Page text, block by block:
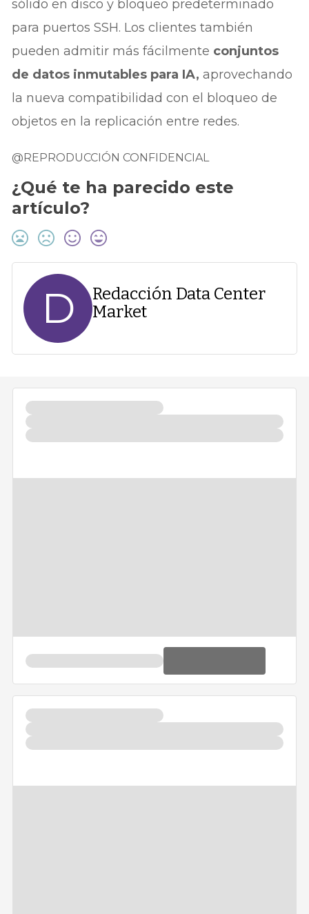
sólido en disco y bloqueo predeterminado
para puertos SSH. Los clientes también
pueden admitir más fácilmente conjuntos
de datos inmutables para IA, aprovechando
la nueva compatibilidad con el bloqueo de
objetos en la replicación entre redes.
@REPRODUCCIÓN CONFIDENCIAL
¿Qué te ha parecido este
artículo?
D
Redacción Data Center
Market